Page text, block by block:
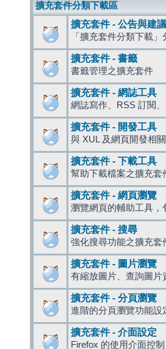
擴充套件分類下載區
擴充套件 - 公告與建議
「擴充套件分類下載
擴充套件 - 書籤
書籤管理之擴充套件
擴充套件 - 網誌工具
網誌寫作、RSS 訂閱
擴充套件 - 開發工具
與 XUL 及網頁開發相
擴充套件 - 下載工具
幫助下載檔案之擴充套
擴充套件 - 網頁瀏覽
瀏覽網頁的輔助工具，
擴充套件 - 搜尋
強化搜尋功能之擴充套
擴充套件 - 圖片瀏覽
有縮放圖片、查詢圖片
擴充套件 - 分頁瀏覽
進階的分頁瀏覽功能設
擴充套件 - 介面設定
Firefox 的使用介面控